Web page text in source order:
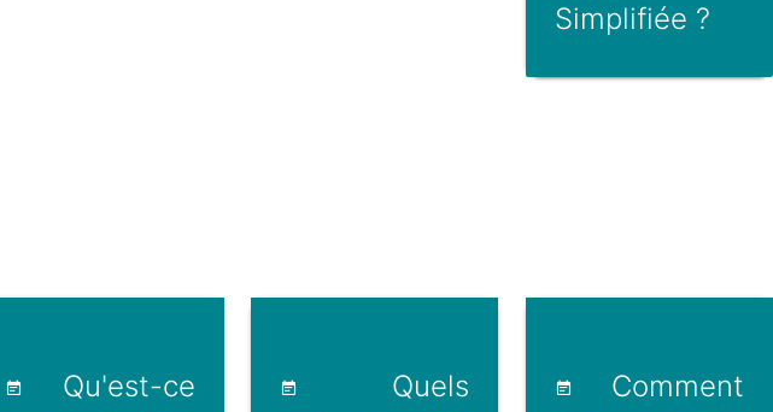
Simplifiée ?
Qu'est-ce
Quels
Comment